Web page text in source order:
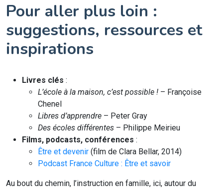
Pour aller plus loin :
suggestions, ressources et
inspirations
Livres clés :
L’école à la maison, c’est possible ! – Françoise
Chenel
Libres d’apprendre – Peter Gray
Des écoles différentes – Philippe Meirieu
Films, podcasts, conférences :
Être et devenir (film de Clara Bellar, 2014)
Podcast France Culture : Être et savoir
Au bout du chemin, l’instruction en famille, ici, autour du